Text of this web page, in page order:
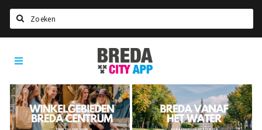
Home
Agenda
Deals
Party pics
Breda
City
App